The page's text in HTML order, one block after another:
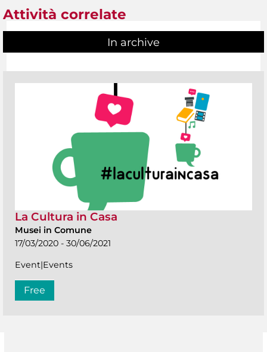
Attività correlate
In archive
La Cultura in Casa
Musei in Comune
17/03/2020 - 30/06/2021
Event|Events
Free